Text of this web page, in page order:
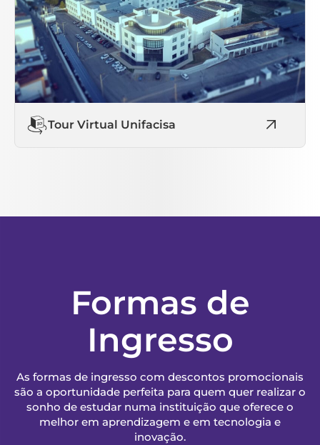
Tour Virtual Unifacisa
Formas de
Ingresso
As formas de ingresso com descontos promocionais
são a oportunidade perfeita para quem quer realizar o
sonho de estudar numa instituição que oferece o
melhor em aprendizagem e em tecnologia e
inovação.